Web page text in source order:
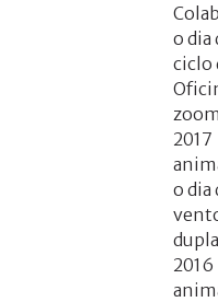
o dia
ciclo
2017
o dia
2016